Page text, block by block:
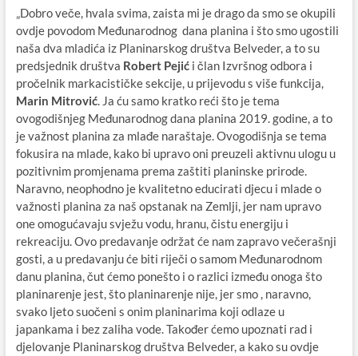
„Dobro veče, hvala svima, zaista mi je drago da smo se okupili
ovdje povodom Međunarodnog dana planina i što smo ugostili
naša dva mladića iz Planinarskog društva Belveder, a to su
predsjednik društva Robert Pejići član Izvršnog odbora i
pročelnik markacističke sekcije, u prijevodu s više funkcija,
Marin Mitrović. Ja ću samo kratko reći što je tema
ovogodišnjeg Međunarodnog dana planina 2019. godine, a to
je važnost planina za mlađe naraštaje. Ovogodišnja se tema
fokusira na mlade, kako bi upravo oni preuzeli aktivnu ulogu u
pozitivnim promjenama prema zaštiti planinske prirode.
Naravno, neophodno je kvalitetno educirati djecu i mlade o
važnosti planina za naš opstanak na Zemlji, jer nam upravo
one omogućavaju svježu vodu, hranu, čistu energiju i
rekreaciju. Ovo predavanje održat će nam zapravo večerašnji
gosti, a u predavanju će biti riječi o samom Međunarodnom
danu planina, čut ćemo ponešto i o razlici između onoga što
planinarenje jest, što planinarenje nije, jer smo , naravno,
svako ljeto suočeni s onim planinarima koji odlaze u
japankama i bez zaliha vode. Također ćemo upoznati rad i
djelovanje Planinarskog društva Belveder, a kako su ovdje